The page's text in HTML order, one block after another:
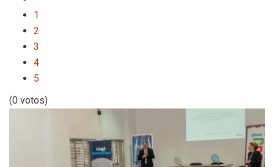
1
2
3
4
5
(0 votos)